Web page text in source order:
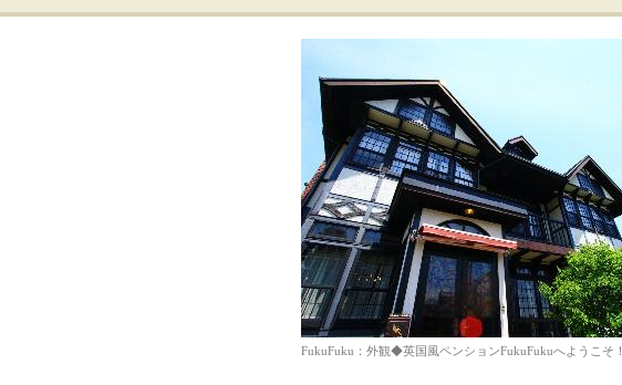
FukuFuku：外観◆英国風ペンションFukuFukuへようこそ！